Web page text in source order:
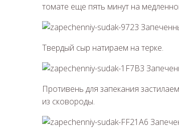
томате еще пять минут на
Твердый сыр натираем на терке.
Противень для запекания
из сковороды.